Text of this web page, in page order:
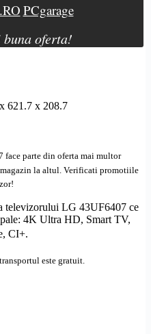
PCgarage
buna oferta!
621.7 x 208.7
face parte din oferta mai multor
la altul . Verificati promotiile
televizorului LG 43UF6407 ce
4K Ultra HD, Smart TV,
, CI+.
este gratuit.